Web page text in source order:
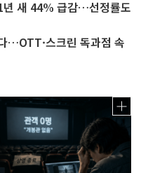
년 새 44% 급감…선정률도
…OTT·스크린 독과점 속